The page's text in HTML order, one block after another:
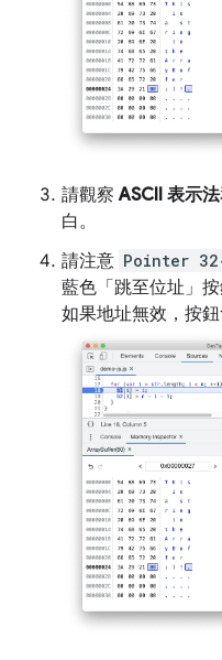
請觀察ASCII 表示法
白。
請注意 Pointer
藍色「跳至位址」
如果地址無效，按鈕